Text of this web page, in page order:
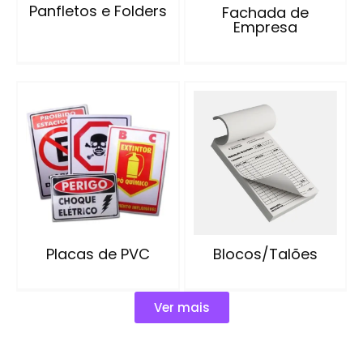
Panfletos e Folders Fachada de
Empresa
Placas de PVC Blocos/Talões
Ver mais